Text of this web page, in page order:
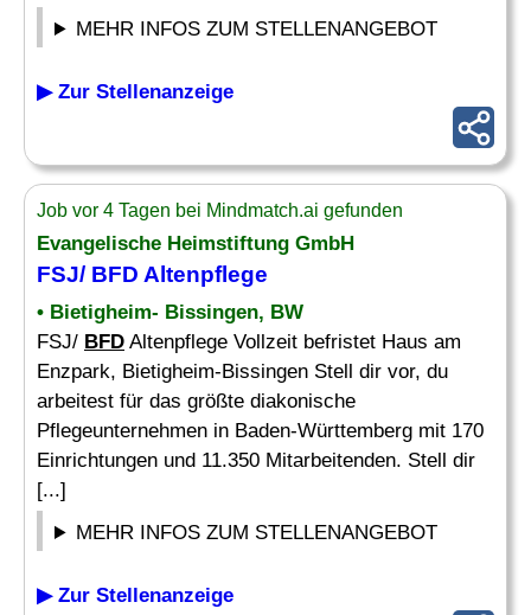
MEHR INFOS ZUM STELLENANGEBOT
▶ Zur Stellenanzeige
Job vor 4 Tagen bei Mindmatch.ai gefunden
Evangelische Heimstiftung GmbH
FSJ/ BFD Altenpflege
• Bietigheim- Bissingen, BW
FSJ/ BFD Altenpflege Vollzeit befristet Haus am
Enzpark, Bietigheim-Bissingen Stell dir vor, du
arbeitest für das größte diakonische
Pflegeunternehmen in Baden-Württemberg mit 170
Einrichtungen und 11.350 Mitarbeitenden. Stell dir
[...]
MEHR INFOS ZUM STELLENANGEBOT
▶ Zur Stellenanzeige